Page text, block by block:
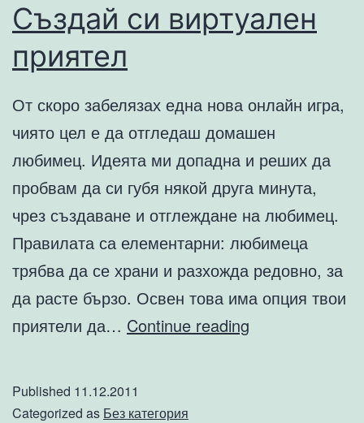
Създай си виртуален
приятел
От скоро забелязах една нова онлайн игра,
чиято цел е да отгледаш домашен
любимец. Идеята ми допадна и реших да
пробвам да си губя някой друга минута,
чрез създаване и отглеждане на любимец.
Правилата са елементарни: любимеца
трябва да се храни и разхожда редовно, за
да расте бързо. Освен това има опция твои
приятели да… Continue reading
Published 11.12.2011
Categorized as Без категория